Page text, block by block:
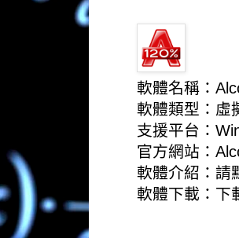
軟體名稱：
軟體類型：虛
支援平台：
官方網站：
軟體介紹： 請
軟體下載： 下